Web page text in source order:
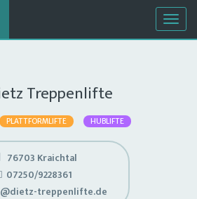
Treppenlifte
PLATTFORMLIFTE HUBLIFTE
76703 Kraichtal
07250/9228361
treppenlifte.de